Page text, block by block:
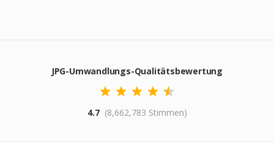
JPG-Umwandlungs-Qualitätsbewertung
4.7 (8,662,783 Stimmen)